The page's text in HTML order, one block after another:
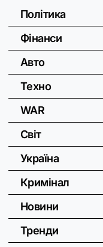
Політика
Фінанси
Авто
Техно
WAR
Світ
Україна
Кримінал
Новини
Тренди